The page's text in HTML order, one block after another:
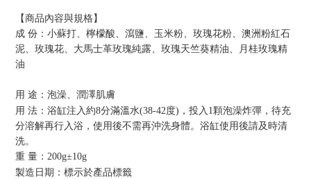
【商品內容與規格】
成 份： 小蘇打、檸檬酸、瀉鹽、玉米粉、玫瑰花粉、澳洲粉紅石
泥、玫瑰花、 大馬士革玫瑰純露、玫瑰天竺葵精油、月桂玫瑰精
油
用 途：泡澡、潤澤肌膚
用 法： 浴缸注入約8分滿溫水(38-42度) ， 投入 1顆泡澡炸彈 ， 待充
分溶解再行入浴 ，使用後不需再沖洗身體。浴缸使用後請及時清
洗。
重 量：200g±10g
製造日期：標示於產品標籤